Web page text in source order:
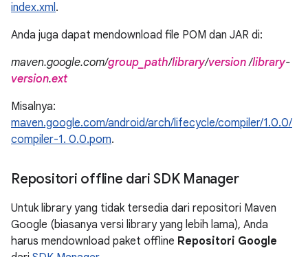
index.xml.
Anda juga dapat mendownload file POM dan JAR di:
maven.google.com/group_path/library/version/library-
version.ext
Misalnya:
maven.google.com/android/arch/lifecycle/compiler/1.0.0/
compiler-1. 0.0.pom.
Repositori offline dari SDK Manager
Untuk library yang tidak tersedia dari repositori Maven
Google (biasanya versi library yang lebih lama), Anda
harus mendownload paket offline Repositori Google